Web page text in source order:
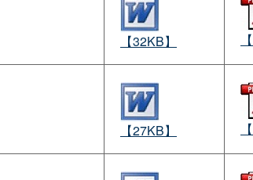
【32KB】
【27KB】